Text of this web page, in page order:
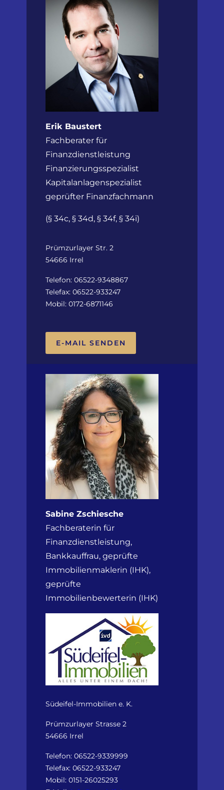
Erik Baustert
Fachberater für
Finanzdienstleistung
Finanzierungsspezialist
Kapitalanlagenspezialist
geprüfter Finanzfachmann
(§ 34c, § 34d, § 34f, § 34i)
Prümzurlayer Str. 2
54666 Irrel
Telefon: 06522-9348867
Telefax: 06522-933247
Mobil: 0172-6871146
E-MAIL SENDEN
Sabine Zschiesche
Fachberaterin für
Finanzdienstleistung,
Bankkauffrau, geprüfte
Immobilienmaklerin (IHK),
geprüfte
Immobilienbewerterin (IHK)
Südeifel-Immobilien e. K.
Prümzurlayer Strasse 2
54666 Irrel
Telefon: 06522-9339999
Telefax: 06522-933247
Mobil: 0151-26025293